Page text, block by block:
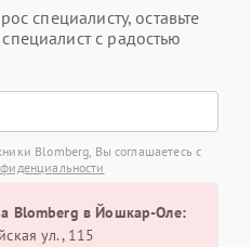
специалисту, оставьте
с радостью
Blomberg, Вы соглашаетесь с
Blomberg в Йошкар-Оле:
ул., 115